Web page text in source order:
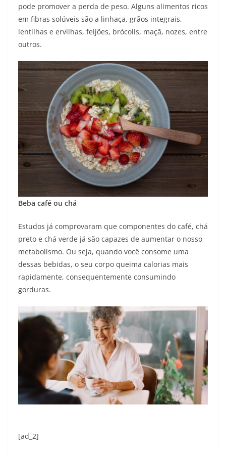
pode promover a perda de peso. Alguns alimentos ricos
em fibras solúveis são a linhaça, grãos integrais,
lentilhas e ervilhas, feijões, brócolis, maçã, nozes, entre
outros.
Beba café ou chá
Estudos já comprovaram que componentes do café, chá
preto e chá verde já são capazes de aumentar o nosso
metabolismo. Ou seja, quando você consome uma
dessas bebidas, o seu corpo queima calorias mais
rapidamente, consequentemente consumindo
gorduras.
[ad_2]